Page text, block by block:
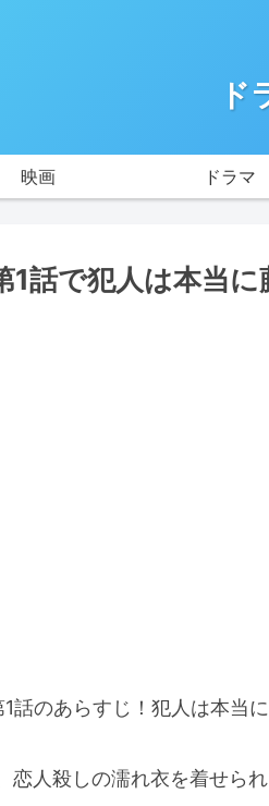
ド
映画 ドラマ
1話で犯人は本当
話のあらすじ！犯人は本当
恋人殺しの濡れ衣を着せられ